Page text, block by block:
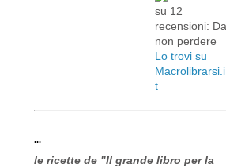
Lo trovi su
Macrolibrarsi.i
t
...
le ricette de "Il grande libro per la